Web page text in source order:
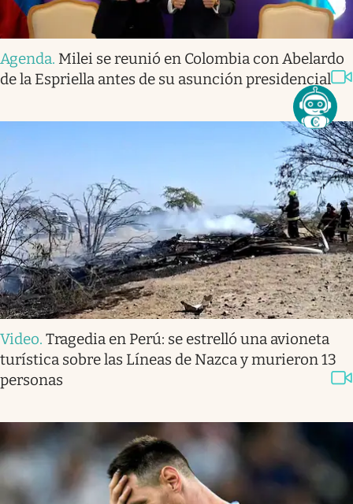
Agenda. Milei se reunió en Colombia con Abelardo
de la Espriella antes de su asunción presidencial
Video. Tragedia en Perú: se estrelló una avioneta
turística sobre las Líneas de Nazca y murieron 13
personas